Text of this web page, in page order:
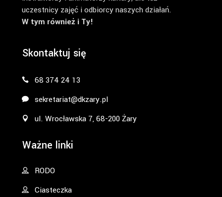
uczestnicy zajęć i odbiorcy naszych działań.
W tym również i Ty!
Skontaktuj się
68 374 24 13
sekretariat@dkzary.pl
ul. Wrocławska 7, 68-200 Żary
Ważne linki
RODO
Ciasteczka